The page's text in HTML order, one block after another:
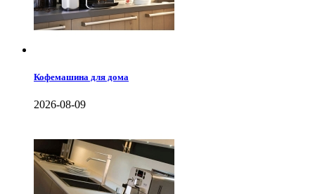
Кофемашина для дома
2026-08-09